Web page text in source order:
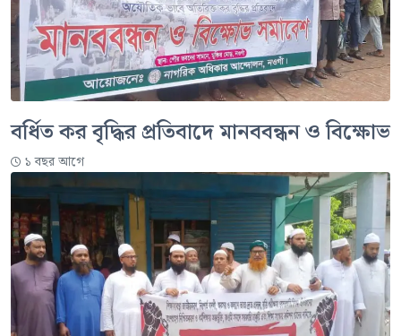
বর্ধিত কর বৃদ্ধির প্রতিবাদে মানববন্ধন ও বিক্ষোভ
১ বছর আগে